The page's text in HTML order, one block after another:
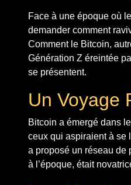
Face à une époque où
demander comment
Comment le Bitcoin,
Génération Z éreintée
se présentent.
Un Voyage
Bitcoin a émergé dans
ceux qui aspiraient à se
a proposé un réseau de
à l’époque, était